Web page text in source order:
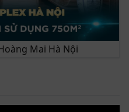
Mai Hà Nội